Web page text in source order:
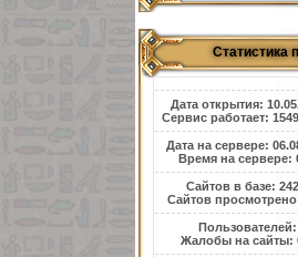
Статистика
Дата открытия:
Сервис работает:
Дата на сервере:
Время на сервере:
Сайтов в базе:
Сайтов
Пользователей:
Жалобы на сайты: